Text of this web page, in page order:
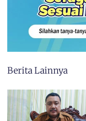
Berita Lainnya